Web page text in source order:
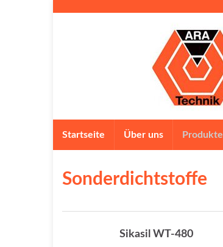
Startseite Über uns Produkte
Sonderdichtstoffe
Sikasil WT-480